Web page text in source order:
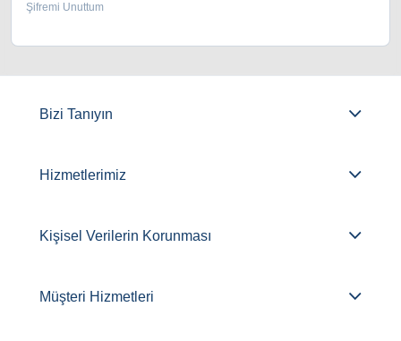
Şifremi Unuttum
Bizi Tanıyın
Hizmetlerimiz
Kişisel Verilerin Korunması
Müşteri Hizmetleri